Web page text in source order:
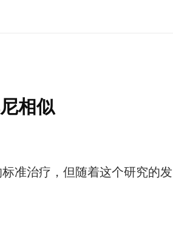
相似
准治疗，但随着这个研究的发